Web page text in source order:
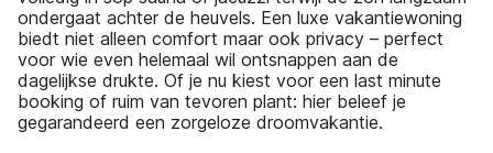
ondergaat achter de heuvels. Een luxe vakantiewoning
biedt niet alleen comfort maar ook privacy – perfect
voor wie even helemaal wil ontsnappen aan de
dagelijkse drukte. Of je nu kiest voor een last minute
booking of ruim van tevoren plant: hier beleef je
gegarandeerd een zorgeloze droomvakantie.